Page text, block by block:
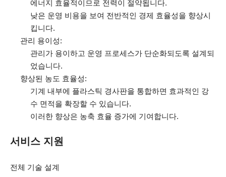
에너지 효율적이므로 전력이 절약됩니다.
낮은 운영 비용을 보여 전반적인 경제 효율성을 향상시
킵니다.
관리 용이성:
관리가 용이하고 운영 프로세스가 단순화되도록 설계되
었습니다.
향상된 농도 효율성:
기계 내부에 플라스틱 경사판을 통합하면 효과적인 강
수 면적을 확장할 수 있습니다.
이러한 향상은 농축 효율 증가에 기여합니다.
서비스 지원
전체 기술 설계